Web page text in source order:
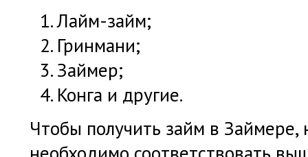
Лайм-займ;
Гринмани;
Займер;
Конга и другие.
Чтобы получить займ в Займере,